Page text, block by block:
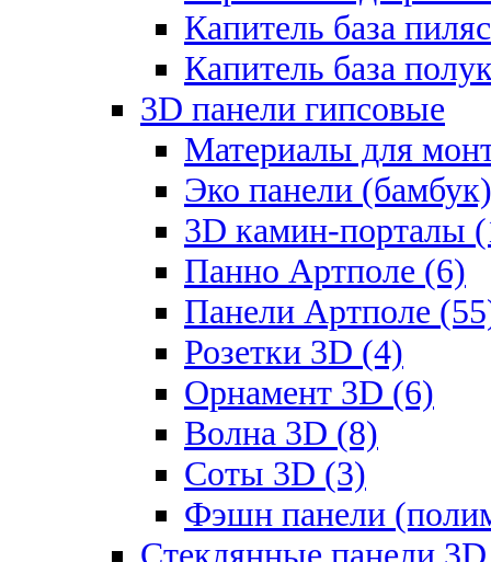
Капитель база
Капитель база
3D панели гипсовые
Материалы для
Эко панели
3D камин-порталы
Панно Артполе (6)
Панели Артполе
Розетки 3D (4)
Орнамент 3D (6)
Волна 3D (8)
Соты 3D (3)
Фэшн панели